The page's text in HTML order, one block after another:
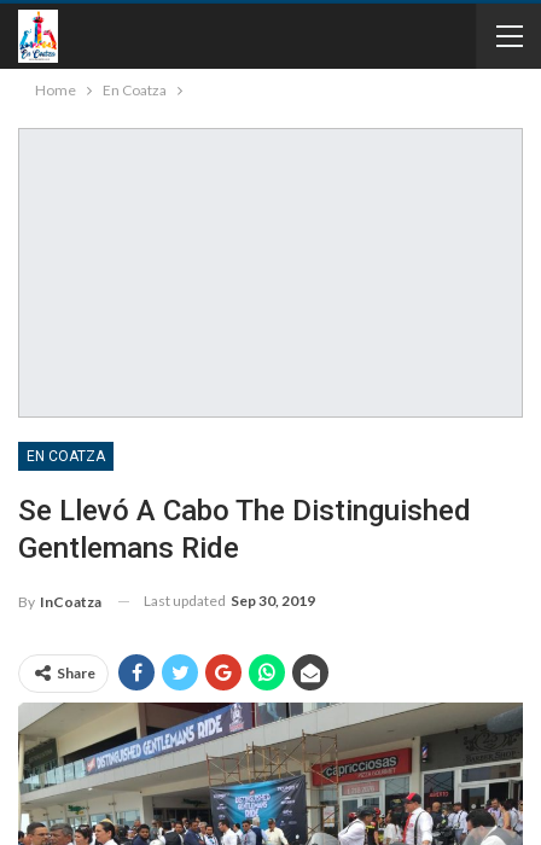
Home En Coatza
EN COATZA
Se Llevó A Cabo The Distinguished
Gentlemans Ride
By InCoatza Last updated Sep 30, 2019
Share